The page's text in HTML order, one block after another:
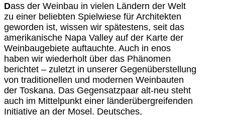
Dass der Weinbau in vielen Ländern der Welt
zu einer beliebten Spielwiese für Architekten
geworden ist, wissen wir spätestens, seit das
amerikanische Napa Valley auf der Karte der
Weinbaugebiete auftauchte. Auch in enos
haben wir wiederholt über das Phänomen
berichtet – zuletzt in unserer Gegenüberstellung
von traditionellen und modernen Weinbauten
der Toskana. Das Gegensatzpaar alt-neu steht
auch im Mittelpunkt einer länderübergreifenden
Initiative an der Mosel. Deutsches,